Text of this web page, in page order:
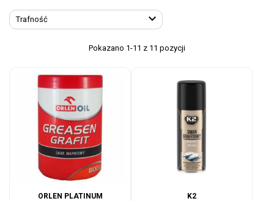
Trafność 
Pokazano 1-11 z 11 pozycji
ORLEN PLATINUM
K2